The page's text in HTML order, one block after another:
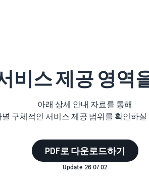
비스 제공 영역
아래 상세 안내 자료를 통해
구체적인 서비스 제공 범위를 확인하실
PDF로 다운로드하기
Update: 26.07.02